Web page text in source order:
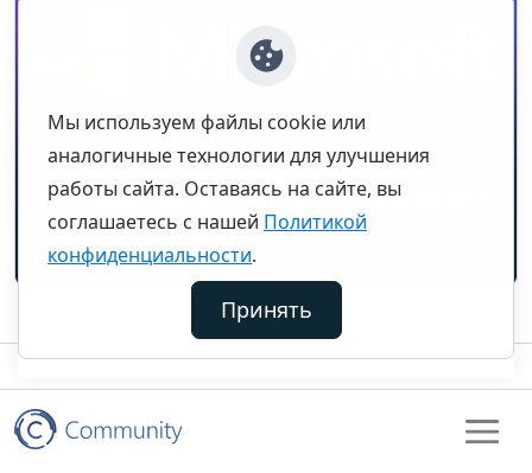
Microsoft объявила об увольнении
4800 сотрудников
Мы используем файлы cookie или
аналогичные технологии для улучшения
работы сайта. Оставаясь на сайте, вы
соглашаетесь с нашей Политикой
конфиденциальности.
Принять